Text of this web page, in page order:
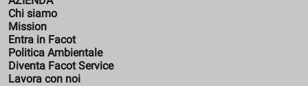
Chi siamo
Mission
Entra in Facot
Politica Ambientale
Diventa Facot Service
Lavora con noi